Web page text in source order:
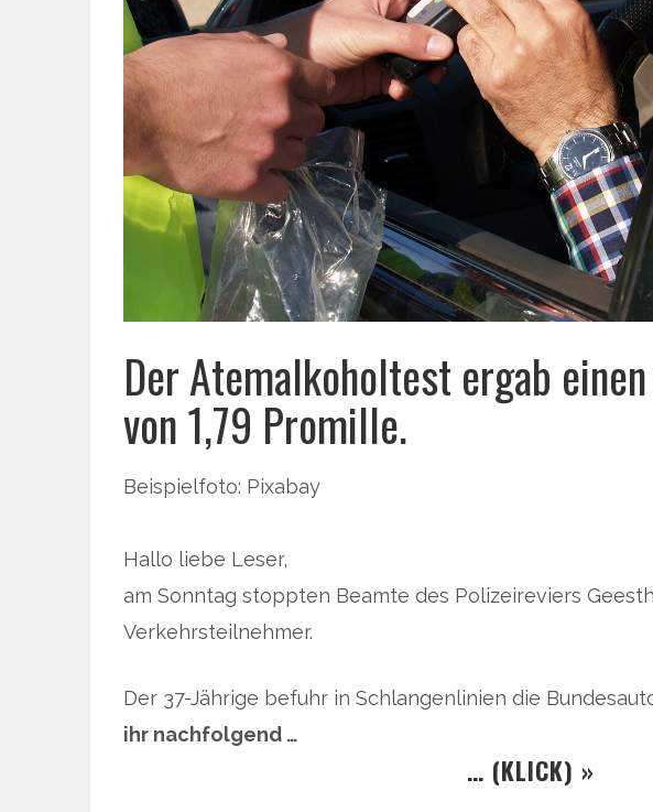
Der Atemalkoholtest ergab
von 1,79 Promille.
Beispielfoto: Pixabay
Hallo liebe Leser,
am Sonntag stoppten Beamte des Polizeireviers
Verkehrsteilnehmer.
Der 37-Jährige befuhr in Schlangenlinien die
ihr nachfolgend …
… (KLICK) »